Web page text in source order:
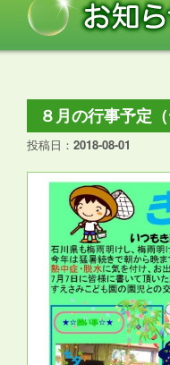
８月の行事予定
投稿日： 2018-08-01